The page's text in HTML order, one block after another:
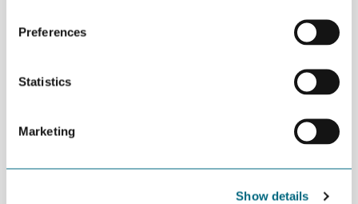
Preferences
Statistics
Marketing
Show details
Styrets rolle i forhold til kompetanse- og teknologiutvikling.
Utdeling av prisen v/juryleder Helge Hammersbøen.
kontakt.
Medlemmer av Næringsforeningen i
Kristiansandsregionen/Kvadraturforeningen: 250,- +mva.